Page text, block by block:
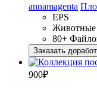
annamagenta
EPS
Животные
80+
Заказать
900₽